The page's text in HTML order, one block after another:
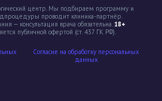
центр. Мы подбираем программу и
проводит клиника-партнёр.
— консультация врача обязательна.18+
публичной офертой (ст. 437 ГК РФ).
Cогласие на обработку персональных
данных